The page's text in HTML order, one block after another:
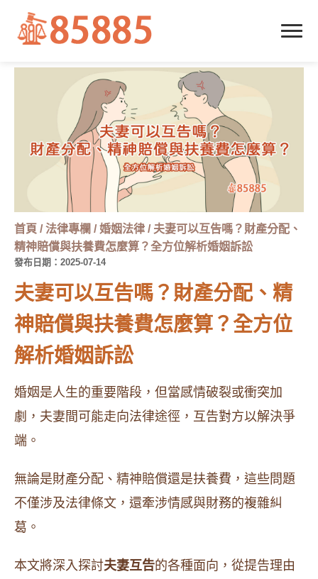
首頁 /法律專欄 /婚姻法律 / 夫妻可以互告嗎？財產分配、
精神賠償與扶養費怎麼算？全方位解析婚姻訴訟
發布日期：2025-07-14
夫妻可以互告嗎？財產分配、精
神賠償與扶養費怎麼算？全方位
解析婚姻訴訟
婚姻是人生的重要階段，但當感情破裂或衝突加
劇，夫妻間可能走向法律途徑，互告對方以解決爭
端。
無論是財產分配、精神賠償還是扶養費，這些問題
不僅涉及法律條文，還牽涉情感與財務的複雜糾
葛。
本文將深入探討夫妻互告的各種面向，從提告理由